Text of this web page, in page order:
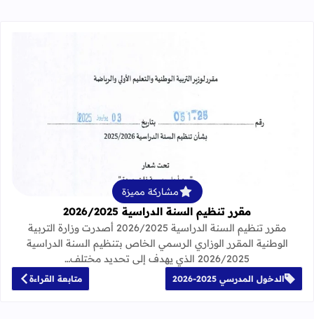
قراءة المزيد عن مقرر تنظيم السنة الدراسية
مشاركة مميزة
مقرر تنظيم السنة الدراسية 2026/2025
مقرر تنظيم السنة الدراسية 2026/2025 أصدرت وزارة التربية
الوطنية المقرر الوزاري الرسمي الخاص بتنظيم السنة الدراسية
2026/2025 الذي يهدف إلى تحديد مختلف…
الدخول المدرسي 2025-2026 متابعة القراءة